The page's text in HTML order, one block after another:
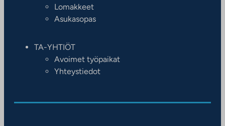
Lomakkeet
Asukasopas
TA-YHTIÖT
Avoimet työpaikat
Yhteystiedot